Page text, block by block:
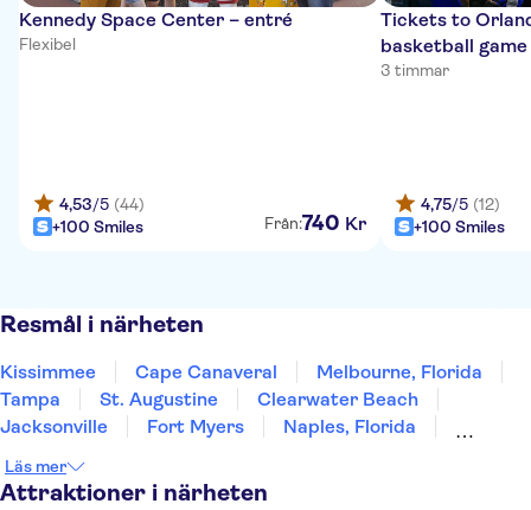
Kennedy Space Center – entré
Flexibel
4,53/5 (44)
+100 Smiles
Från:740 Kr
Tickets to
basketball game
3 timmar
4,75/5 (12)
+100 Smiles
Resmål i närheten
Kissimmee Cape Canaveral
Melbourne, Florida
Tampa
St. Augustine
Clearwater Beach
Jacksonville
Fort Myers
Naples, Florida
Savannah
Key West
Läs mer
Attraktioner i närheten